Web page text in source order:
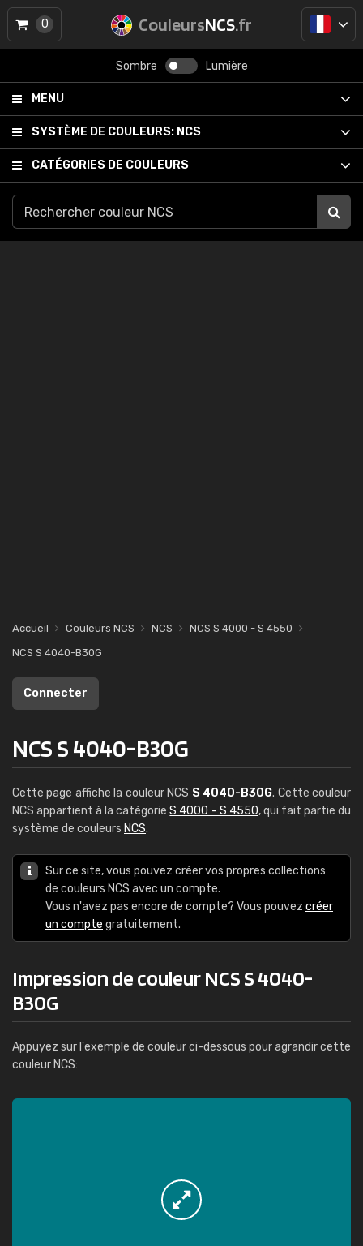
CouleursNCS.fr
Sombre Lumière
MENU
SYSTÈME DE COULEURS: NCS
CATÉGORIES DE COULEURS
0
Accueil Couleurs NCS NCS
NCS S 4000 - S 4550
NCS S 4040-B30G
Connecter
NCS S 4040-B30G
Cette page affiche la couleur NCS S 4040-B30G. Cette couleur
NCS appartient à la catégorieS 4000 - S 4550, qui fait partie du
système de couleurs NCS.
Sur ce site, vous pouvez créer vos propres collections
de couleurs NCS avec un compte.
Vous n'avez pas encore de compte? Vous pouvez créer
un compte gratuitement.
Impression de couleur NCS S 4040-
B30G
Appuyez sur l'exemple de couleur ci-dessous pour agrandir cette
couleur NCS: